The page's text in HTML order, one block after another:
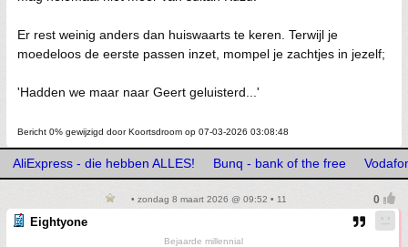
Er rest weinig anders dan huiswaarts te keren. Terwijl je
moedeloos de eerste passen inzet, mompel je zachtjes in jezelf;
'Hadden we maar naar Geert geluisterd...'
Bericht 0% gewijzigd door Koortsdroom op 07-03-2026 03:08:48
AliExpress - die hebben ALLES! Bunq - bank of the free
• zondag 8 maart 2026 @ 09:52 • 11
Eightyone
Bejaarde millennial